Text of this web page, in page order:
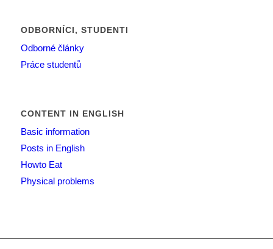
ODBORNÍCI, STUDENTI
Odborné články
Práce studentů
CONTENT IN ENGLISH
Basic information
Posts in English
Howto Eat
Physical problems